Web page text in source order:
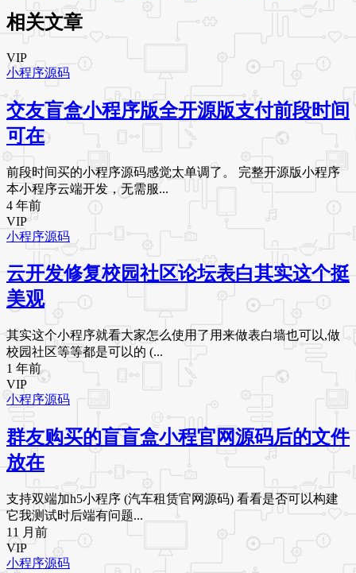
相关文章
VIP
小程序源码
交友盲盒小程序版全开源版支付前段时间
可在
前段时间买的小程序源码感觉太单调了。 完整开源版小程序
本小程序云端开发，无需服...
4 年前
VIP
小程序源码
云开发修复校园社区论坛表白其实这个挺
美观
其实这个小程序就看大家怎么使用了用来做表白墙也可以,做
校园社区等等都是可以的 (...
1 年前
VIP
小程序源码
群友购买的盲盲盒小程官网源码后的文件
放在
支持双端加h5小程序 (汽车租赁官网源码) 看看是否可以构建
它我测试时后端有问题...
11 月前
VIP
小程序源码